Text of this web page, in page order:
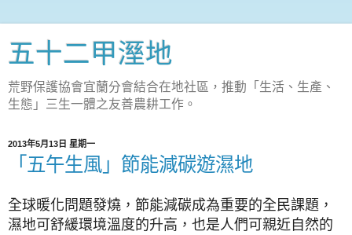
五十二甲溼地
荒野保護協會宜蘭分會結合在地社區，推動「生活、生產、
生態」三生一體之友善農耕工作。
2013年5月13日 星期一
「五午生風」節能減碳遊濕地
全球暖化問題發燒，節能減碳成為重要的全民課題，
濕地可舒緩環境溫度的升高，也是人們可親近自然的